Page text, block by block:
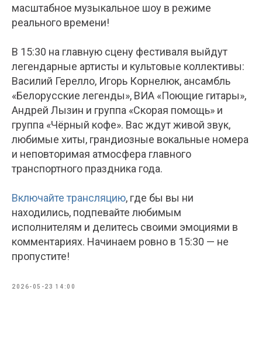
масштабное музыкальное шоу в режиме
реального времени!
В 15:30 на главную сцену фестиваля выйдут
легендарные артисты и культовые коллективы:
Василий Герелло, Игорь Корнелюк, ансамбль
«Белорусские легенды», ВИА «Поющие гитары»,
Андрей Лызин и группа «Скорая помощь» и
группа «Чёрный кофе». Вас ждут живой звук,
любимые хиты, грандиозные вокальные номера
и неповторимая атмосфера главного
транспортного праздника года.
Включайте трансляцию, где бы вы ни
находились, подпевайте любимым
исполнителям и делитесь своими эмоциями в
комментариях. Начинаем ровно в 15:30 — не
пропустите!
2026-05-23 14:00